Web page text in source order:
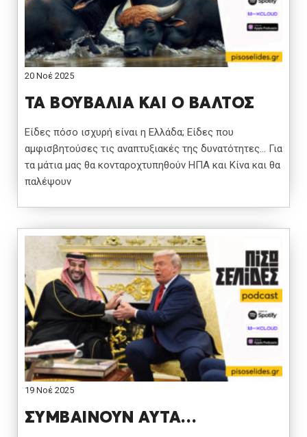
20 Νοέ 2025
ΤΑ ΒΟΥΒΑΛΙΑ ΚΑΙ Ο ΒΑΛΤΟΣ
Είδες πόσο ισχυρή είναι η Ελλάδα; Είδες που
αμφισβητούσες τις αναπτυξιακές της δυνατότητες… Για
τα μάτια μας θα κονταροχτυπηθούν ΗΠΑ και Κίνα και θα
παλέψουν
19 Νοέ 2025
ΣΥΜΒΑΙΝΟΥΝ ΑΥΤΑ…